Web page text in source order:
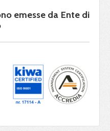
emesse da Ente di